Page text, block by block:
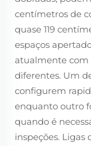
centímetros de
quase 119
espaços
atualmente com
diferentes. Um
configurem
enquanto outro
quando é
inspeções.